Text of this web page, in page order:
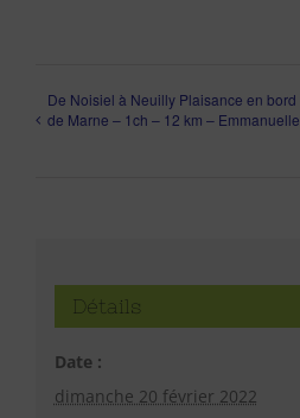
De Noisiel à Neuilly Plaisance en bord
de Marne – 1ch – 12 km – Emmanuelle
Détails
Date :
dimanche 20 février 2022